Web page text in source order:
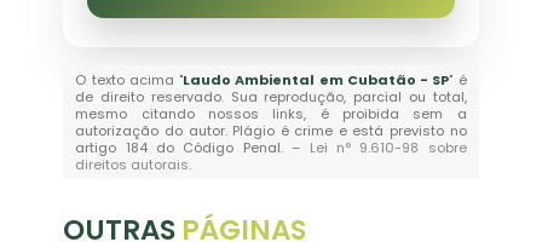
O texto acima "Laudo Ambiental em Cubatão - SP" é
de direito reservado. Sua reprodução, parcial ou total,
mesmo citando nossos links, é proibida sem a
autorização do autor. Plágio é crime e está previsto no
artigo 184 do Código Penal. – Lei n° 9.610-98 sobre
direitos autorais.
OUTRAS PÁGINAS